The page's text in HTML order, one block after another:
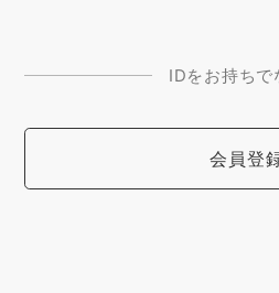
IDをお持ちで
会員登